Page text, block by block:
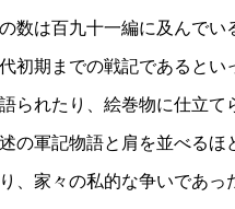
数は百九十一編に及んで
初期までの戦記であると
られたり、絵巻物に仕立
の軍記物語と肩を並べるほ
、家々の私的な争いであ